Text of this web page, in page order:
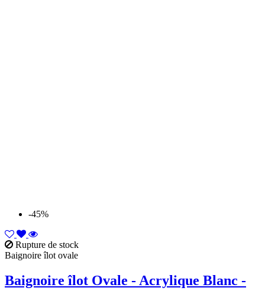
-45%
Rupture de stock
Baignoire îlot ovale
Baignoire îlot Ovale - Acrylique Blanc -